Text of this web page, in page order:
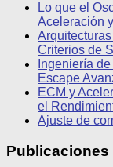
Lo que el
Aceleración
Criterios de
Ingeniería
Escape
ECM y
el
Ajuste de
Publicaciones